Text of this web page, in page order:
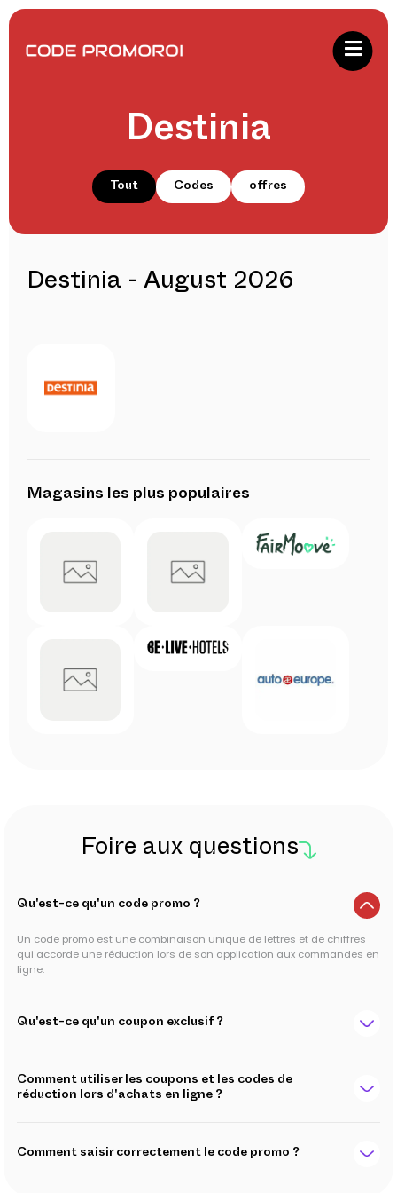
Destinia
Tout Codes offres
Destinia - August 2026
Magasins les plus populaires
Foire aux questions
Qu'est-ce qu'un code promo ?
Un code promo est une combinaison unique de lettres et de chiffres
qui accorde une réduction lors de son application aux commandes en
ligne.
Qu'est-ce qu'un coupon exclusif ?
Comment utiliser les coupons et les codes de
réduction lors d'achats en ligne ?
Comment saisir correctement le code promo ?